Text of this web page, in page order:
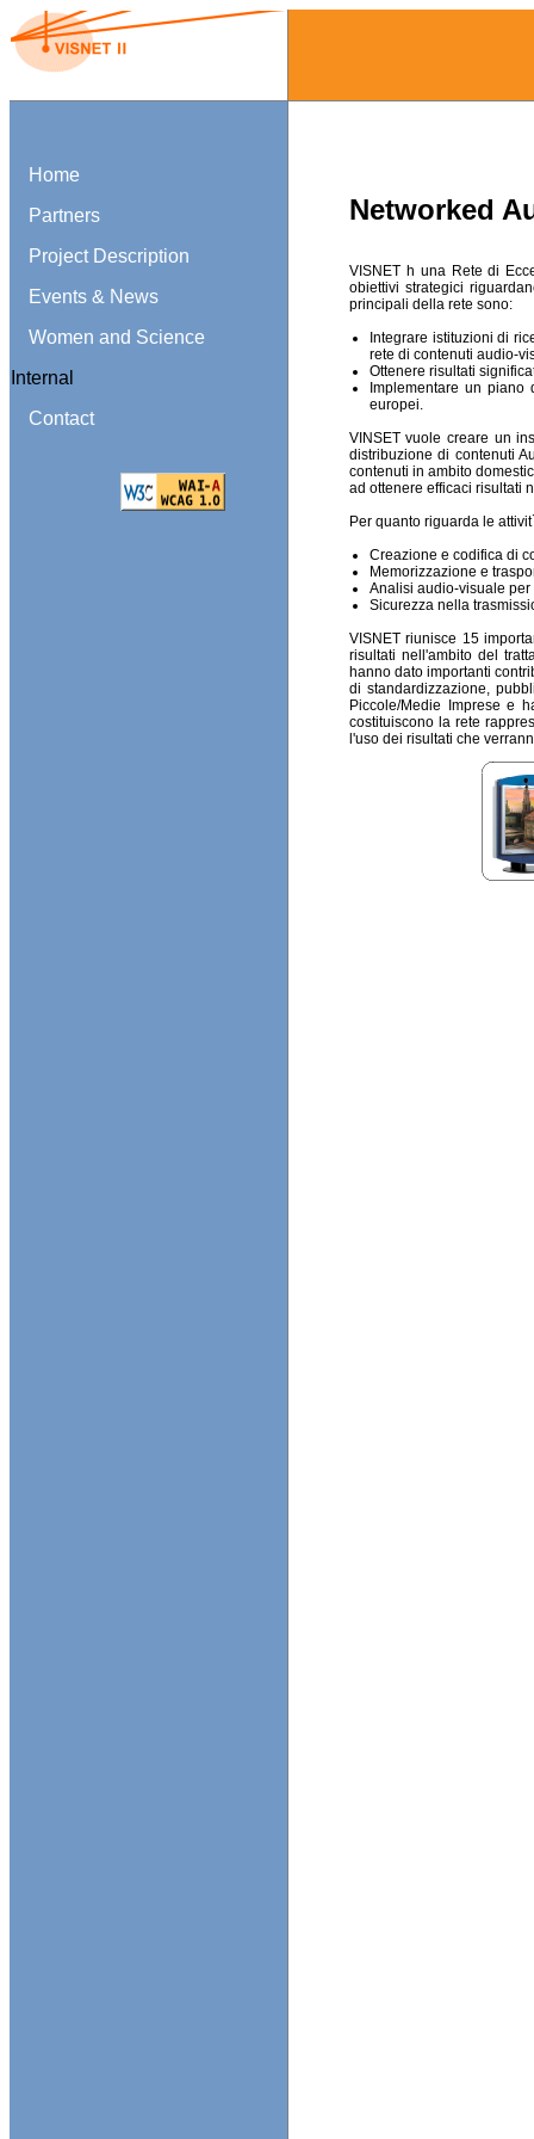
Home
Partners
Project Description
Events & News
Women and Science
Internal
Contact
Networked
VISNET h una Rete di
obiettivi strategici
principali della rete sono:
Integrare istituzioni di
rete di contenuti audio-
Ottenere risultati
Implementare un
europei.
VINSET vuole creare un
distribuzione di contenuti
contenuti in ambito
ad ottenere efficaci risultati
Per quanto riguarda le
Creazione e codifica di
Memorizzazione e
Analisi audio-visuale
Sicurezza nella
VISNET riunisce 15
risultati nell'ambito del
hanno dato importanti
di standardizzazione,
Piccole/Medie Imprese e
costituiscono la rete
l'uso dei risultati che